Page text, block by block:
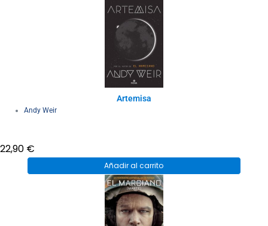
Artemisa
Andy Weir
22,90 €
Añadir al carrito